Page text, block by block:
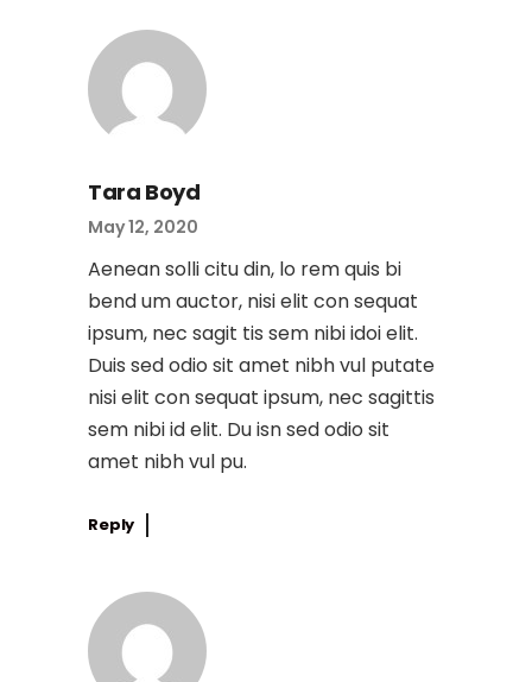
Tara Boyd
May 12, 2020
Aenean solli citu din, lo rem quis bi
bend um auctor, nisi elit con sequat
ipsum, nec sagit tis sem nibi idoi elit.
Duis sed odio sit amet nibh vul putate
nisi elit con sequat ipsum, nec sagittis
sem nibi id elit. Du isn sed odio sit
amet nibh vul pu.
Reply